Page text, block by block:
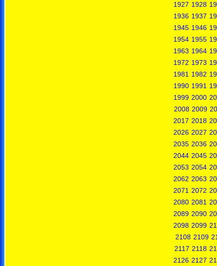
1927 1928
1936 1937
1945 1946
1954 1955
1963 1964
1972 1973
1981 1982
1990 1991
1999 2000
2008 2009
2017 2018
2026 2027
2035 2036
2044 2045
2053 2054
2062 2063
2071 2072
2080 2081
2089 2090
2098 2099
2108 2109
2117 2118
2126 2127